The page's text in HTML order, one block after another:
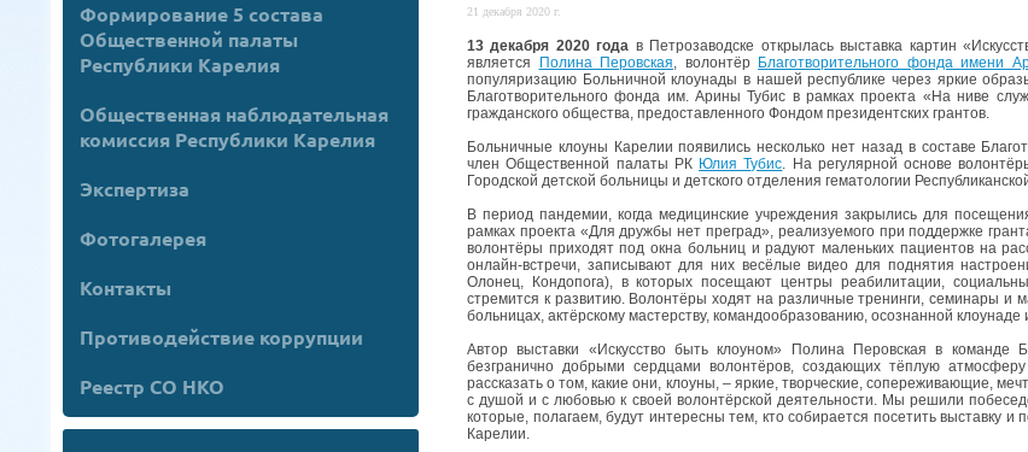
Формирование 5 состава
Общественной палаты
Республики Карелия
Общественная наблюдательная
комиссия Республики Карелия
Экспертиза
Фотогалерея
Контакты
Противодействие коррупции
Реестр СО НКО
21 декабря 2020 г.
13 декабря 2020 года в Петрозаводске открылась выставка картин
является
Полина Перовская , волонтёр Благотворительного фонда имени
популяризацию Больничной клоунады в нашей республике через яркие
Благотворительного фонда им. Арины Тубис в рамках проекта «На ниве
гражданского общества, предоставленного Фондом президентских грантов.
Больничные клоуны Карелии появились несколько нет назад в составе
член Общественной палаты РК Юлия Тубис . На регулярной основе
Городской детской больницы и детского отделения гематологии
В период пандемии, когда медицинские учреждения закрылись для
рамках проекта «Для дружбы нет преград», реализуемого при поддержке
волонтёры приходят под окна больниц и радуют маленьких пациентов на
онлайн-встречи, записывают для них весёлые видео для поднятия
Олонец, Кондопога), в которых посещают центры реабилитации,
стремится к развитию. Волонтёры ходят на различные тренинги, семинары
больницах, актёрскому мастерству, командообразованию, осознанной клоунаде
Автор выставки «Искусство быть клоуном» Полина Перовская в команде
безгранично добрыми сердцами волонтёров, создающих тёплую
рассказать о том, какие они, клоуны, – яркие, творческие, сопереживающие,
с душой и с любовью к своей волонтёрской деятельности. Мы решили
которые, полагаем, будут интересны тем, кто собирается посетить выставку
Карелии.